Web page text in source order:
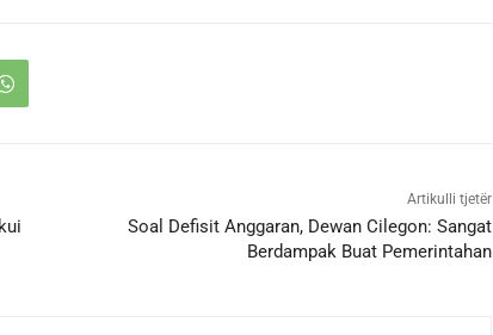
Artikulli tjetër
Soal Defisit Anggaran, Dewan Cilegon: Sangat
Berdampak Buat Pemerintahan